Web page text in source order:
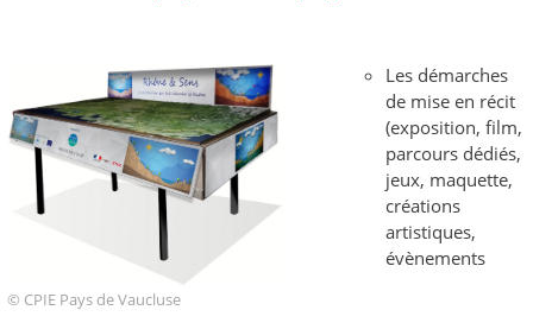
© CPIE Pays de Vaucluse
Les démarches
de mise en récit
(exposition, film,
parcours dédiés,
jeux, maquette,
créations
artistiques,
évènements